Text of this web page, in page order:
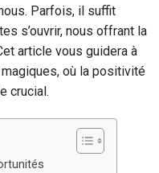
Parfois, il suffit
s’ouvrir, nous offrant la
article vous guidera à
où la positivité
crucial.